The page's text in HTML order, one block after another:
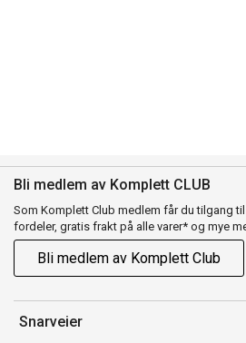
Bli medlem av Komplett CLUB
Som Komplett Club medlem får du tilgang
fordeler, gratis frakt på alle varer* og mye
Bli medlem av Komplett Club
Snarveier